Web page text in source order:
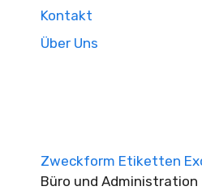
Kontakt
Über Uns
Zweckform Etiketten
Büro und Administration